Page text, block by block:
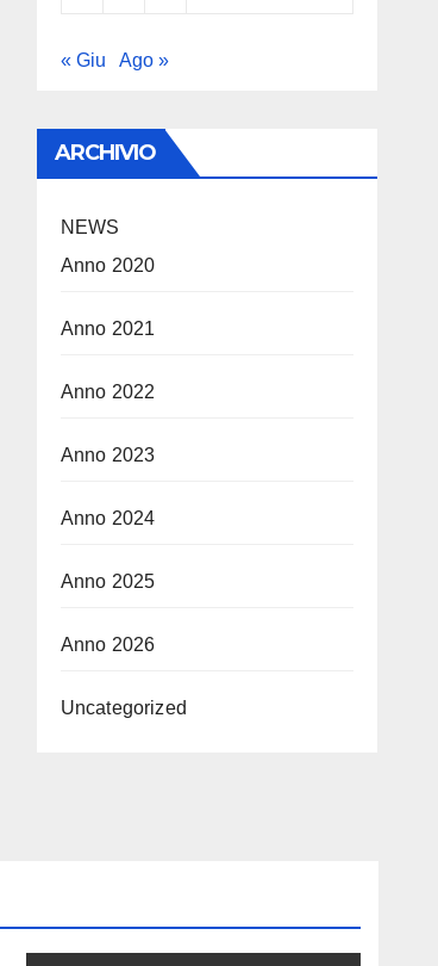
« Giu Ago »
ARCHIVIO
NEWS
Anno 2020
Anno 2021
Anno 2022
Anno 2023
Anno 2024
Anno 2025
Anno 2026
Uncategorized